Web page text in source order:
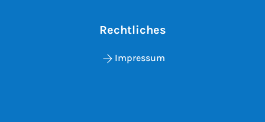
Rechtliches
Impressum